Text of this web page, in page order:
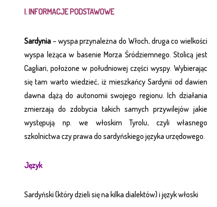
I. INFORMACJE PODSTAWOWE
Sardynia – wyspa przynależna do Włoch, druga co wielkości
wyspa leżąca w basenie Morza Śródziemnego. Stolicą jest
Cagliari, położone w południowej części wyspy. Wybierając
się tam warto wiedzieć, iż mieszkańcy Sardynii od dawien
dawna dążą do autonomii swojego regionu. Ich działania
zmierzają do zdobycia takich samych przywilejów jakie
występują np. we włoskim Tyrolu, czyli własnego
szkolnictwa czy prawa do sardyńskiego języka urzędowego.
Język
Sardyński (który dzieli się na kilka dialektów) i język włoski